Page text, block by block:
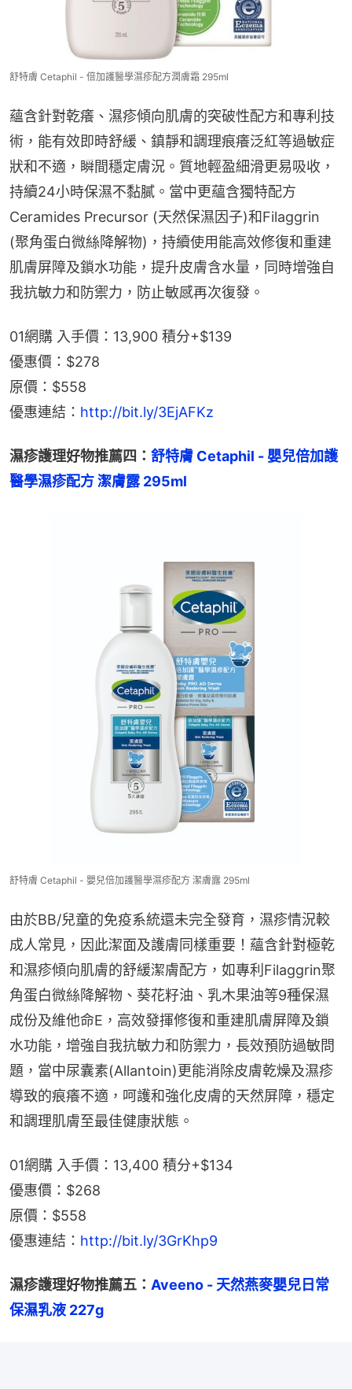
舒特膚 Cetaphil - 倍加護醫學濕疹配方潤膚霜 295ml
蘊含針對乾癢、濕疹傾向肌膚的突破性配方和專利技
術，能有效即時舒緩、鎮靜和調理痕癢泛紅等過敏症
狀和不適，瞬間穩定膚況。質地輕盈細滑更易吸收，
持續24小時保濕不黏膩。當中更蘊含獨特配方
Ceramides Precursor (天然保濕因子)和Filaggrin
(聚角蛋白微絲降解物)，持續使用能高效修復和重建
肌膚屏障及鎖水功能，提升皮膚含水量，同時增強自
我抗敏力和防禦力，防止敏感再次復發。
01網購 入手價：13,900 積分+$139
優惠價：$278
原價：$558
優惠連結： http://bit.ly/3EjAFKz
濕疹護理好物推薦四： 舒特膚 Cetaphil - 嬰兒倍加護
醫學濕疹配方 潔膚露 295ml
舒特膚 Cetaphil - 嬰兒倍加護醫學濕疹配方 潔膚露 295ml
由於BB/兒童的免疫系統還未完全發育，濕疹情況較
成人常見，因此潔面及護膚同樣重要！蘊含針對極乾
和濕疹傾向肌膚的舒緩潔膚配方，如專利Filaggrin聚
角蛋白微絲降解物、葵花籽油、乳木果油等9種保濕
成份及維他命E，高效發揮修復和重建肌膚屏障及鎖
水功能，增強自我抗敏力和防禦力，長效預防過敏問
題，當中尿囊素(Allantoin)更能消除皮膚乾燥及濕疹
導致的痕癢不適，呵護和強化皮膚的天然屏障，穩定
和調理肌膚至最佳健康狀態。
01網購 入手價：13,400 積分+$134
優惠價：$268
原價：$558
優惠連結： http://bit.ly/3GrKhp9
濕疹護理好物推薦五： Aveeno - 天然燕麥嬰兒日常
保濕乳液 227g